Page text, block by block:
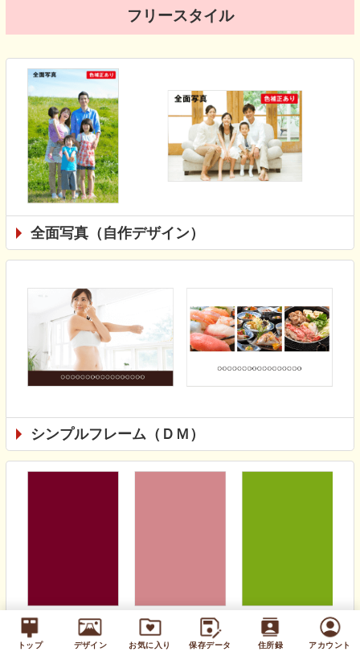
トップ デザイン お気に入り 保存データ 住所録 アカウント
フリースタイル
全面写真（自作デザイン）
シンプルフレーム（ＤＭ）
無地カラー（通年）